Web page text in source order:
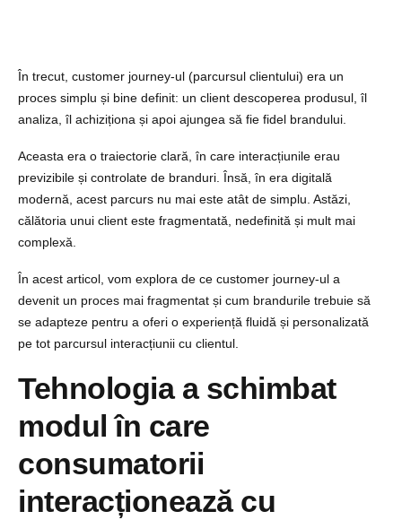
În trecut, customer journey-ul (parcursul clientului) era un
proces simplu și bine definit: un client descoperea produsul, îl
analiza, îl achiziționa și apoi ajungea să fie fidel brandului.
Aceasta era o traiectorie clară, în care interacțiunile erau
previzibile și controlate de branduri. Însă, în era digitală
modernă, acest parcurs nu mai este atât de simplu. Astăzi,
călătoria unui client este fragmentată, nedefinită și mult mai
complexă.
În acest articol, vom explora de ce customer journey-ul a
devenit un proces mai fragmentat și cum brandurile trebuie să
se adapteze pentru a oferi o experiență fluidă și personalizată
pe tot parcursul interacțiunii cu clientul.
Tehnologia a schimbat
modul în care
consumatorii
interacționează cu